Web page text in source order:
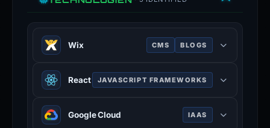
Wix CMS BLOGS
Wix provides cloud-based web
development services, allowing
mobile sites.
React JAVASCRIPT FRAMEWORKS
React is an open-source JavaScript
library for building user interfaces or
Google Cloud IAAS